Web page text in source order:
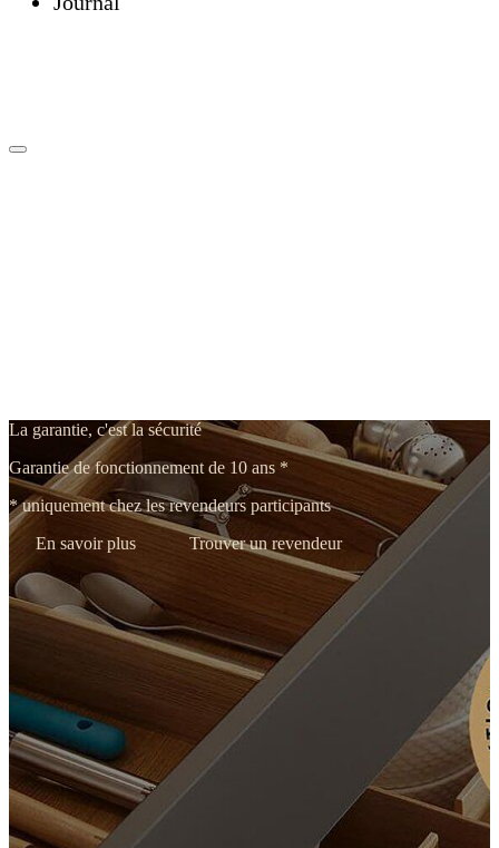
La garantie, c'est la sécurité
Garantie de fonctionnement de 10 ans *
* uniquement chez les revendeurs participants
En savoir plus
Trouver un revendeur